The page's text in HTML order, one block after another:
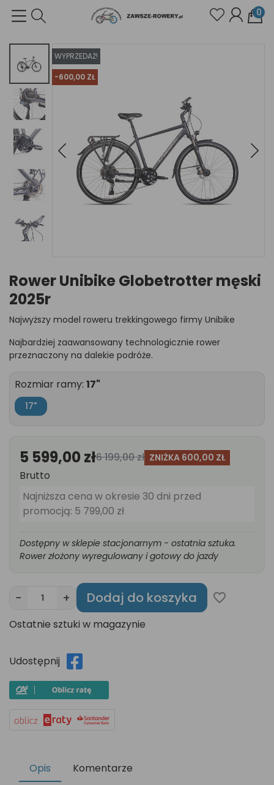
0
WYPRZEDAŻ!
-600,00 ZŁ
Rower Unibike Globetrotter męski
2025r
Najwyższy model roweru trekkingowego firmy Unibike
Najbardziej zaawansowany technologicznie rower
przeznaczony na dalekie podróże.
Rozmiar ramy: 17"
17"
5 599,00 zł6 199,00 zł ZNIŻKA 600,00 ZŁ
Brutto
Najniższa cena w okresie 30 dni przed
promocją: 5 799,00 zł
Dostępny w sklepie stacjonarnym - ostatnia sztuka.
Rower złożony wyregulowany i gotowy do jazdy
− + Dodaj do koszyka favorite_border
Ostatnie sztuki w magazynie
Udostępnij
Opis
Komentarze